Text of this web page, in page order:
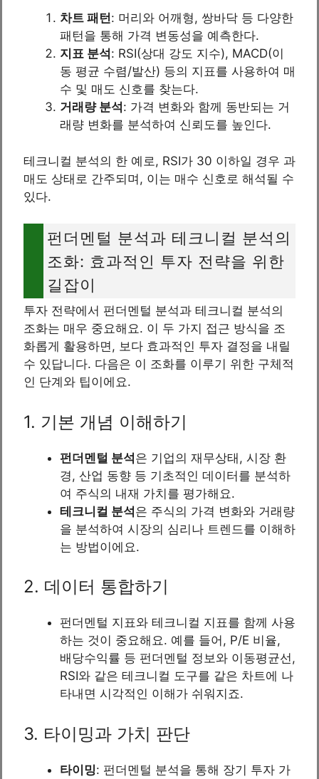
차트 패턴: 머리와 어깨형, 쌍바닥 등 다양한
패턴을 통해 가격 변동성을 예측한다.
지표 분석 : RSI(상대 강도 지수), MACD(이
동 평균 수렴/발산) 등의 지표를 사용하여 매
수 및 매도 신호를 찾는다.
거래량 분석 : 가격 변화와 함께 동반되는 거
래량 변화를 분석하여 신뢰도를 높인다.
테크니컬 분석의 한 예로, RSI가 30 이하일 경우 과
매도 상태로 간주되며, 이는 매수 신호로 해석될 수
있다.
펀더멘털 분석과 테크니컬 분석의
조화: 효과적인 투자 전략을 위한
길잡이
투자 전략에서 펀더멘털 분석과 테크니컬 분석의
조화는 매우 중요해요. 이 두 가지 접근 방식을 조
화롭게 활용하면, 보다 효과적인 투자 결정을 내릴
수 있답니다. 다음은 이 조화를 이루기 위한 구체적
인 단계와 팁이에요.
1. 기본 개념 이해하기
펀더멘털 분석은 기업의 재무상태, 시장 환
경, 산업 동향 등 기초적인 데이터를 분석하
여 주식의 내재 가치를 평가해요.
테크니컬 분석은 주식의 가격 변화와 거래량
을 분석하여 시장의 심리나 트렌드를 이해하
는 방법이에요.
2. 데이터 통합하기
펀더멘털 지표와 테크니컬 지표를 함께 사용
하는 것이 중요해요. 예를 들어, P/E 비율,
배당수익률 등 펀더멘털 정보와 이동평균선,
RSI와 같은 테크니컬 도구를 같은 차트에 나
타내면 시각적인 이해가 쉬워지죠.
3. 타이밍과 가치 판단
타이밍: 펀더멘털 분석을 통해 장기 투자 가